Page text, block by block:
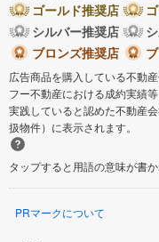
ゴールド推奨店
シルバー推奨店
ブロンズ推奨店
広告商品を購入している不動
フー不動産における成約実績
実践していると認めた不動産
扱物件）に表示されます。
タップすると用語の意味が書
PRマークについて